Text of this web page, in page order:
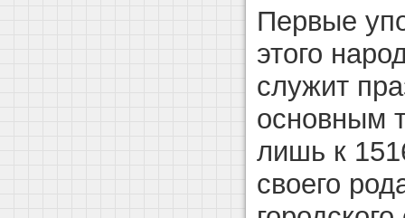
Первые
этого
служит
основным
лишь к
своего